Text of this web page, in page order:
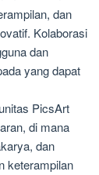
dan
Kolaborasi
dan
yang dapat
PicsArt
di mana
dan
keterampilan